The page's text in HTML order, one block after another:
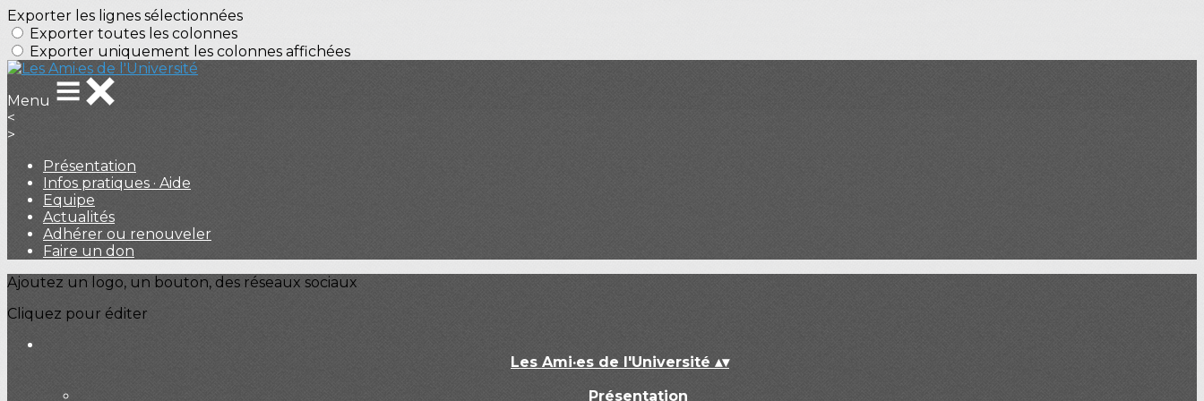
Exporter les lignes sélectionnées
Exporter toutes les colonnes
Exporter uniquement les colonnes affichées
Menu
<
>
Présentation
Infos pratiques · Aide
Equipe
Actualités
Adhérer ou renouveler
Faire un don
Ajoutez un logo, un bouton, des réseaux sociaux
Cliquez pour éditer
Les Ami·es de l'Université ▴▾
Présentation